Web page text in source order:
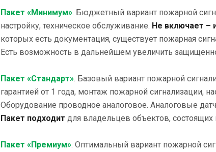
Пакет «Минимум». Бюджетный вариант пожарной
настройку, техническое обслуживание. Не включает –
которых есть документация, существует пожарная
Есть возможность в дальнейшем увеличить
Пакет «Стандарт». Базовый вариант пожарной
гарантией от 1 года, монтаж пожарной сигнализации,
Оборудование проводное аналоговое. Аналоговые
Пакет подходит для владельцев объектов,
Пакет «Премиум». Оптимальный вариант пожарной